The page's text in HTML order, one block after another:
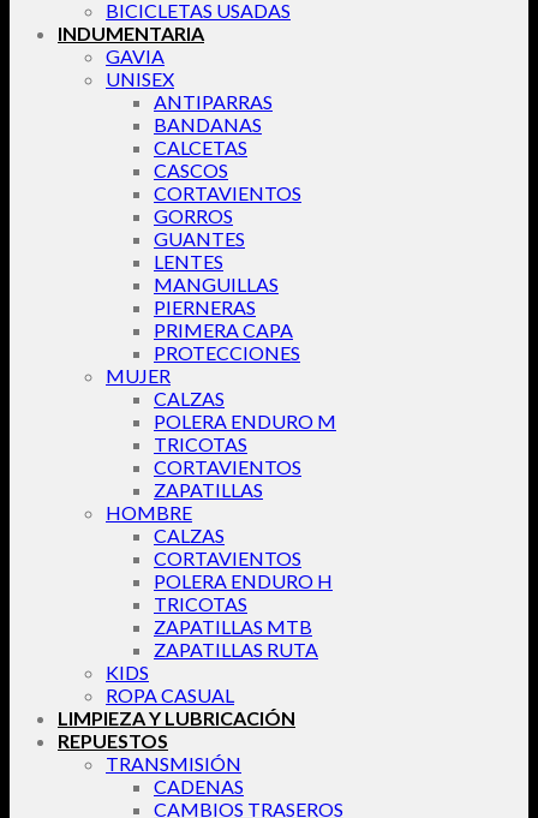
BICICLETAS USADAS
INDUMENTARIA
GAVIA
UNISEX
ANTIPARRAS
BANDANAS
CALCETAS
CASCOS
CORTAVIENTOS
GORROS
GUANTES
LENTES
MANGUILLAS
PIERNERAS
PRIMERA CAPA
PROTECCIONES
MUJER
CALZAS
POLERA ENDURO M
TRICOTAS
CORTAVIENTOS
ZAPATILLAS
HOMBRE
CALZAS
CORTAVIENTOS
POLERA ENDURO H
TRICOTAS
ZAPATILLAS MTB
ZAPATILLAS RUTA
KIDS
ROPA CASUAL
LIMPIEZA Y LUBRICACIÓN
REPUESTOS
TRANSMISIÓN
CADENAS
CAMBIOS TRASEROS